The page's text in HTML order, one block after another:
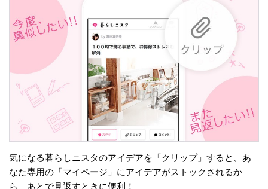
気になる暮らしニスタのアイデアを「クリップ」すると、あ
なた専用の「マイページ」にアイデアがストックされるか
ら、あとで見返すときに便利！